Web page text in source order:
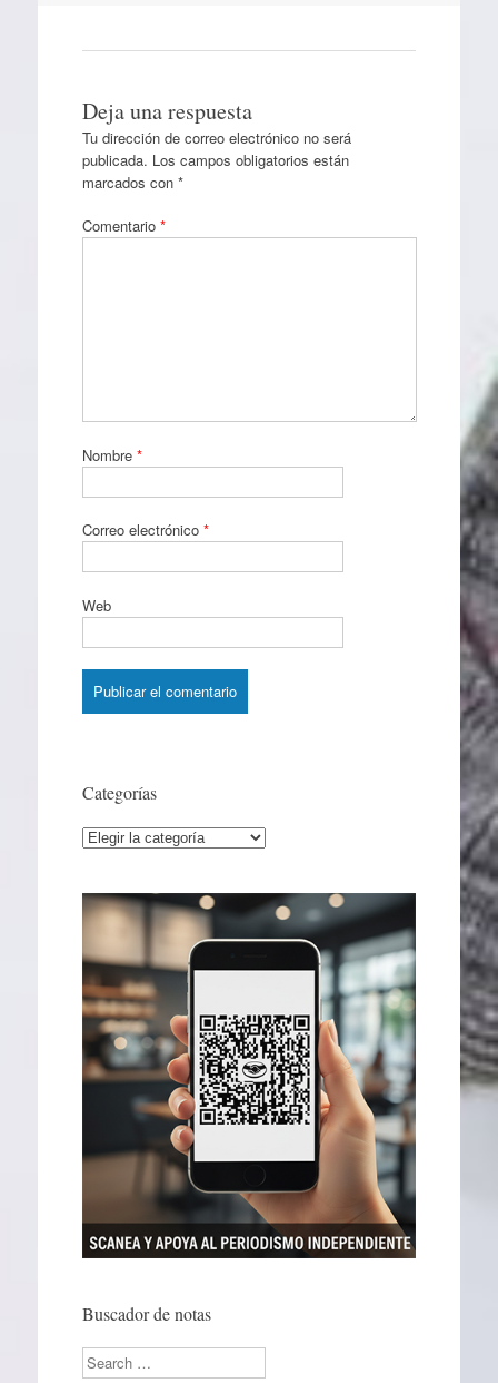
Deja una respuesta
Tu dirección de correo electrónico no será
publicada. Los campos obligatorios están
marcados con *
Comentario *
Nombre *
Correo electrónico *
Web
Categorías
Categorías
Buscador de notas
Search